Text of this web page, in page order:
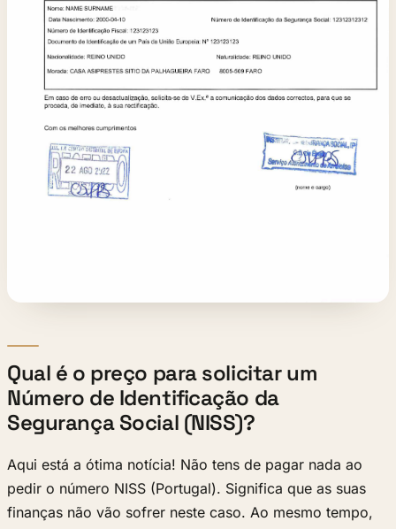
Qual é o preço para solicitar um
Número de Identificação da
Segurança Social (NISS)?
Aqui está a ótima notícia! Não tens de pagar nada ao
pedir o número NISS (Portugal). Significa que as suas
finanças não vão sofrer neste caso. Ao mesmo tempo,